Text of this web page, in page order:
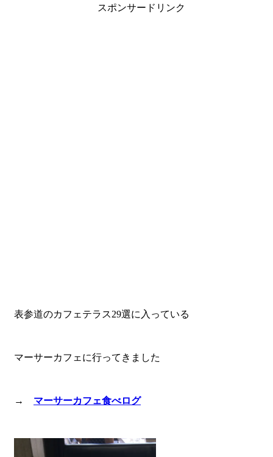
スポンサードリンク
表参道のカフェテラス29選に入っている
マーサーカフェに行ってきました
→ マーサーカフェ食べログ